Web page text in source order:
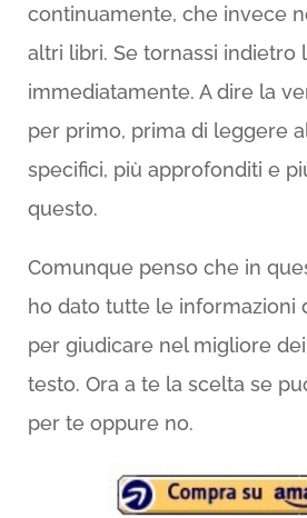
continuamente, che invece
altri libri. Se tornassi indietro
immediatamente. A dire la
per primo, prima di leggere
specifici, più approfonditi e
questo.
Comunque penso che in
ho dato tutte le informazioni
per giudicare nel migliore
testo. Ora a te la scelta se
per te oppure no.